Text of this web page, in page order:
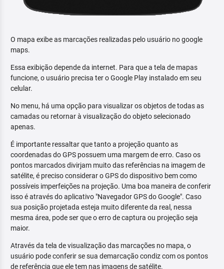
O mapa exibe as marcações realizadas pelo usuário no google
maps.
Essa exibição depende da internet. Para que a tela de mapas
funcione, o usuário precisa ter o Google Play instalado em seu
celular.
No menu, há uma opção para visualizar os objetos de todas as
camadas ou retornar à visualização do objeto selecionado
apenas.
É importante ressaltar que tanto a projeção quanto as
coordenadas do GPS possuem uma margem de erro. Caso os
pontos marcados divirjam muito das referências na imagem de
satélite, é preciso considerar o GPS do dispositivo bem como
possíveis imperfeições na projeção. Uma boa maneira de conferir
isso é através do aplicativo "Navegador GPS do Google". Caso
sua posição projetada esteja muito diferente da real, nessa
mesma área, pode ser que o erro de captura ou projeção seja
maior.
Através da tela de visualização das marcações no mapa, o
usuário pode conferir se sua demarcação condiz com os pontos
de referência que ele tem nas imagens de satélite.